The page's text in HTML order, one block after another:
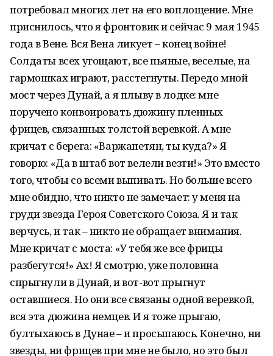
потребовал многих лет на его воплощение. Мне
приснилось, что я фронтовик и сейчас 9 мая 1945
года в Вене. Вся Вена ликует – конец войне!
Солдаты всех угощают, все пьяные, веселые, на
гармошках играют, расстегнуты. Передо мной
мост через Дунай, а я плыву в лодке: мне
поручено конвоировать дюжину пленных
фрицев, связанных толстой веревкой. А мне
кричат с берега: «Варжапетян, ты куда?» Я
говорю: «Да в штаб вот велели везти!» Это вместо
того, чтобы со всеми выпивать. Но больше всего
мне обидно, что никто не замечает: у меня на
груди звезда Героя Советского Союза. Я и так
верчусь, и так – никто не обращает внимания.
Мне кричат с моста: «У тебя же все фрицы
разбегутся!» Ах! Я смотрю, уже половина
спрыгнули в Дунай, и вот-вот прыгнут
оставшиеся. Но они все связаны одной веревкой,
вся эта дюжина немцев. И я тоже прыгаю,
бултыхаюсь в Дунае – и просыпаюсь. Конечно, ни
звезды, ни фрицев при мне не было, но это был